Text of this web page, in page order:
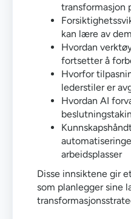
transformasjon
kan lære av dem
Hvordan
fortsetter å
Hvorfor
lederstiler er
Hvordan AI
arbeidsplasser
Disse innsiktene gir
som planlegger sine